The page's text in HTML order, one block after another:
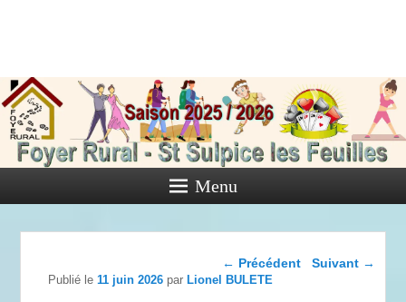
de Saint
Sulpice les
Feuilles
Activités diverses de l'Association
Menu
Navigation dans les
← Précédent Suivant →
Publié le11 juin 2026 parLionel BULETE